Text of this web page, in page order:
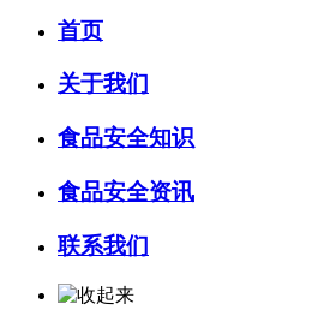
首页
关于我们
食品安全知识
食品安全资讯
联系我们